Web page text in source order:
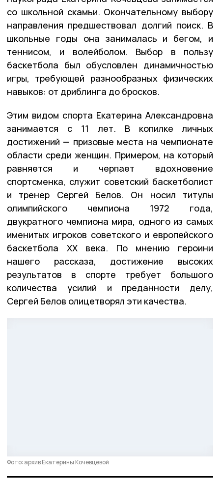
со школьной скамьи. Окончательному выбору
направления предшествовал долгий поиск. В
школьные годы она занималась и бегом, и
теннисом, и волейболом. Выбор в пользу
баскетбола был обусловлен динамичностью
игры, требующей разнообразных физических
навыков: от дриблинга до бросков.
Этим видом спорта Екатерина Александровна
занимается с 11 лет. В копилке личных
достижений — призовые места на чемпионате
области среди женщин. Примером, на который
равняется и черпает вдохновение
спортсменка, служит советский баскетболист
и тренер Сергей Белов. Он носил титулы
олимпийского чемпиона 1972 года,
двукратного чемпиона мира, одного из самых
именитых игроков советского и европейского
баскетбола XX века. По мнению героини
нашего рассказа, достижение высоких
результатов в спорте требует большого
количества усилий и преданности делу,
Сергей Белов олицетворял эти качества.
Фото: архив Екатерины Кочевцевой